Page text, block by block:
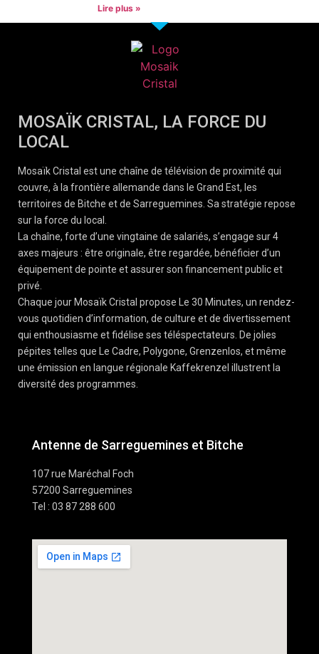
Lire plus »
MOSAÏK CRISTAL, LA FORCE DU
LOCAL
Mosaïk Cristal est une chaîne de télévision de proximité qui
couvre, à la frontière allemande dans le Grand Est, les
territoires de Bitche et de Sarreguemines. Sa stratégie repose
sur la force du local.
La chaîne, forte d’une vingtaine de salariés, s’engage sur 4
axes majeurs : être originale, être regardée, bénéficier d’un
équipement de pointe et assurer son financement public et
privé.
Chaque jour Mosaïk Cristal propose Le 30 Minutes, un rendez-
vous quotidien d’information, de culture et de divertissement
qui enthousiasme et fidélise ses téléspectateurs. De jolies
pépites telles que Le Cadre, Polygone, Grenzenlos, et même
une émission en langue régionale Kaffekrenzel illustrent la
diversité des programmes.
Antenne de Sarreguemines et Bitche
107 rue Maréchal Foch
57200 Sarreguemines
Tel : 03 87 288 600